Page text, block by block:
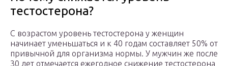
тестостерона?
С возрастом уровень тестостерона у женщин
начинает уменьшаться и к 40 годам составляет 50% от
привычной для организма нормы. У мужчин же после
30 лет отмечается ежегодное снижение тестостерона